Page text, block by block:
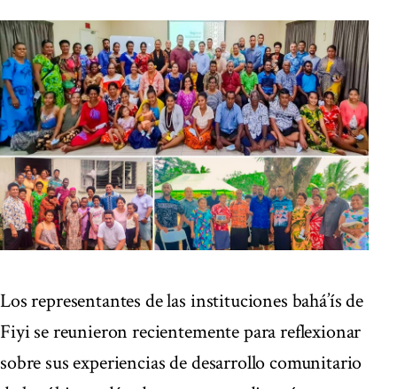
Los representantes de las instituciones bahá’ís de
Fiyi se reunieron recientemente para reflexionar
sobre sus experiencias de desarrollo comunitario